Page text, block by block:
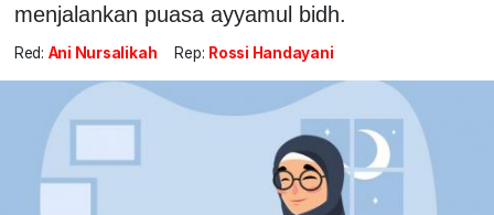
menjalankan puasa ayyamul bidh.
Red: Ani Nursalikah Rep: Rossi Handayani